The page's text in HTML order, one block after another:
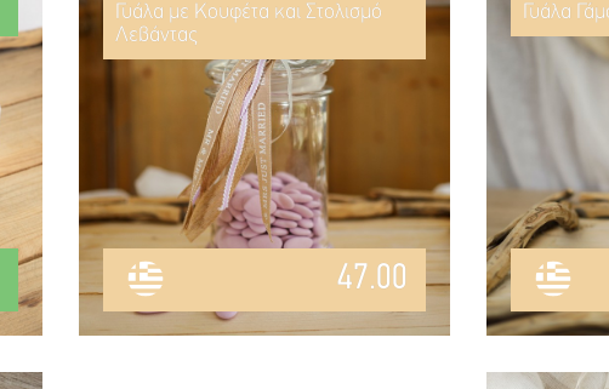
Γυάλα με Κουφέτα και Στολισμό
Λεβάντας
47.00
Γυάλα